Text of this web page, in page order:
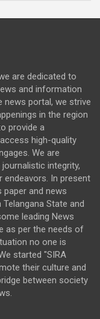
are dedicated to
and information
news portal, we strive
in the region
provide a
high-quality
We are
integrity,
endeavors. In present
and news
State and
leading News
as per the needs of
no one is
started "SIRA
their culture and
between society